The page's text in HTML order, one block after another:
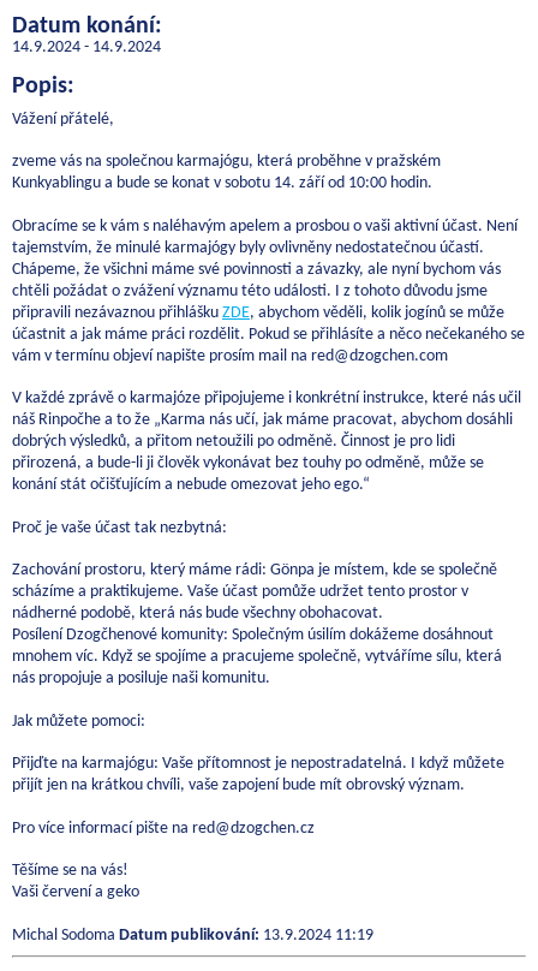
Datum konání:
14.9.2024 - 14.9.2024
Popis:
Vážení přátelé,
zveme vás na společnou karmajógu, která proběhne v pražském
Kunkyablingu a bude se konat v sobotu 14. září od 10:00 hodin.
Obracíme se k vám s naléhavým apelem a prosbou o vaši aktivní účast. Není
tajemstvím, že minulé karmajógy byly ovlivněny nedostatečnou účastí.
Chápeme, že všichni máme své povinnosti a závazky, ale nyní bychom vás
chtěli požádat o zvážení významu této události. I z tohoto důvodu jsme
připravili nezávaznou přihlášku ZDE, abychom věděli, kolik jogínů se může
účastnit a jak máme práci rozdělit. Pokud se přihlásíte a něco nečekaného se
vám v termínu objeví napište prosím mail na red@dzogchen.com
V každé zprávě o karmajóze připojujeme i konkrétní instrukce, které nás učil
náš Rinpočhe a to že „Karma nás učí, jak máme pracovat, abychom dosáhli
dobrých výsledků, a přitom netoužili po odměně. Činnost je pro lidi
přirozená, a bude-li ji člověk vykonávat bez touhy po odměně, může se
konání stát očišťujícím a nebude omezovat jeho ego.“
Proč je vaše účast tak nezbytná:
Zachování prostoru, který máme rádi: Gönpa je místem, kde se společně
scházíme a praktikujeme. Vaše účast pomůže udržet tento prostor v
nádherné podobě, která nás bude všechny obohacovat.
Posílení Dzogčhenové komunity: Společným úsilím dokážeme dosáhnout
mnohem víc. Když se spojíme a pracujeme společně, vytváříme sílu, která
nás propojuje a posiluje naši komunitu.
Jak můžete pomoci:
Přijďte na karmajógu: Vaše přítomnost je nepostradatelná. I když můžete
přijít jen na krátkou chvíli, vaše zapojení bude mít obrovský význam.
Pro více informací pište na red@dzogchen.cz
Těšíme se na vás!
Vaši červení a geko
Michal Sodoma Datum publikování: 13.9.2024 11:19